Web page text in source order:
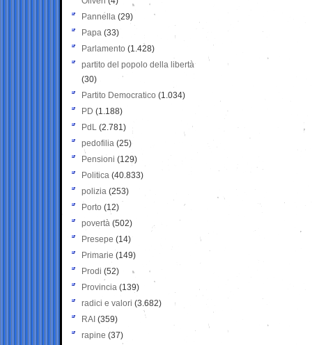
Pannella (29)
Papa (33)
Parlamento (1.428)
partito del popolo della libertà
(30)
Partito Democratico (1.034)
PD (1.188)
PdL (2.781)
pedofilia (25)
Pensioni (129)
Politica (40.833)
polizia (253)
Porto (12)
povertà (502)
Presepe (14)
Primarie (149)
Prodi (52)
Provincia (139)
radici e valori (3.682)
RAI (359)
rapine (37)